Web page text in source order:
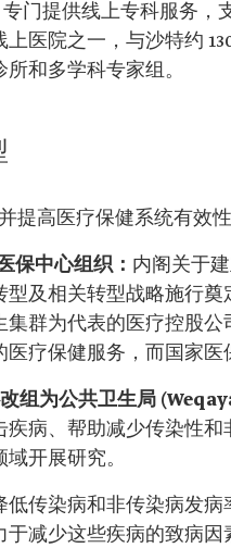
专门提供线上专科服务
医院之一，与沙特约
和多学科专家组。
提高医疗保健系统有效
保中心组织： 内阁关于
及相关转型战略施行
群为代表的医疗控股
疗保健服务，而国家医
组为公共卫生局
病、帮助减少传染性
开展研究。
传染病和非传染病发
减少这些疾病的致病